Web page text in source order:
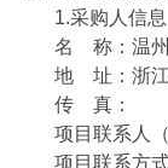
1.采购人信息
名 称：温
地 址：浙
传 真：
项目联系人
项目联系方